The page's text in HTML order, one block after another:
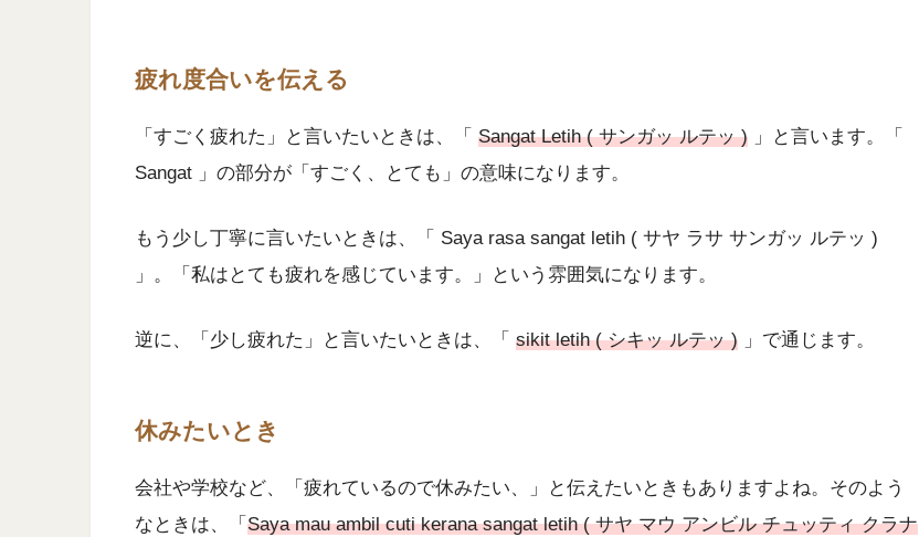
疲れ度合いを伝える
「すごく疲れた」と言いたいときは、「 Sangat Letih ( サンガッ ルテッ ) 」と言います。「
Sangat 」の部分が「すごく、とても」の意味になります。
もう少し丁寧に言いたいときは、「 Saya rasa sangat letih ( サヤ ラサ サンガッ ルテッ )
」。「私はとても疲れを感じています。」という雰囲気になります。
逆に、「少し疲れた」と言いたいときは、「 sikit letih ( シキッ ルテッ ) 」で通じます。
休みたいとき
会社や学校など、「疲れているので休みたい、」と伝えたいときもありますよね。そのよう
なときは、「 Saya mau ambil cuti kerana sangat letih ( サヤ マウ アンビル チュッティ クラナ